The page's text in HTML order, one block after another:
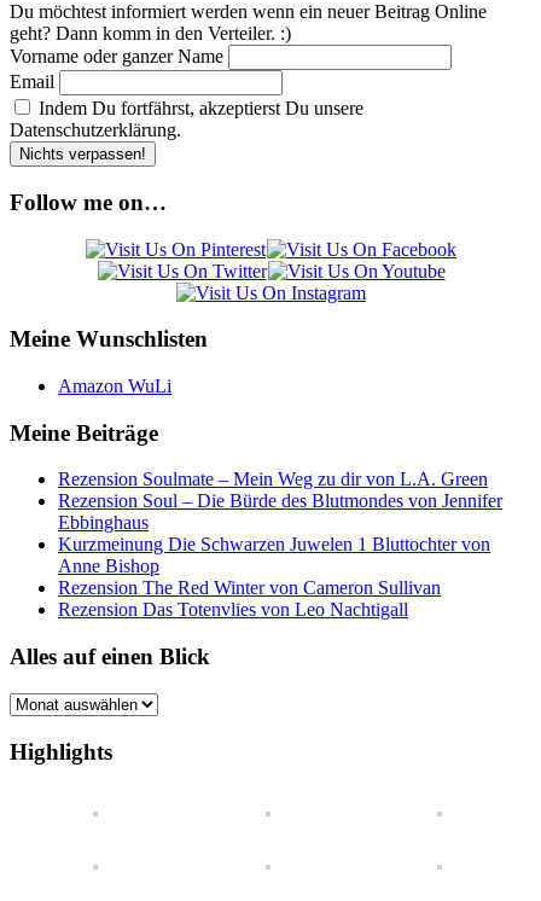
Du möchtest informiert werden wenn ein neuer Beitrag Online
geht? Dann komm in den Verteiler. :)
Vorname oder ganzer Name
Email
Indem Du fortfährst, akzeptierst Du unsere
Datenschutzerklärung.
Follow me on…
Meine Wunschlisten
Amazon WuLi
Meine Beiträge
Rezension Soulmate – Mein Weg zu dir von L.A. Green
Rezension Soul – Die Bürde des Blutmondes von Jennifer
Ebbinghaus
Kurzmeinung Die Schwarzen Juwelen 1 Bluttochter von
Anne Bishop
Rezension The Red Winter von Cameron Sullivan
Rezension Das Totenvlies von Leo Nachtigall
Alles auf einen Blick
Alles
einen
Blick
Highlights